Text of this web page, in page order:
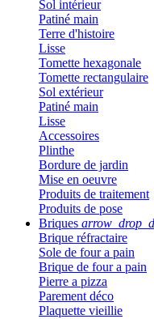
Sol intérieur
Patiné main
Terre d'histoire
Lisse
Tomette hexagonale
Tomette rectangulaire
Sol extérieur
Patiné main
Lisse
Accessoires
Plinthe
Bordure de jardin
Mise en oeuvre
Produits de traitement
Produits de pose
Briques
Brique réfractaire
Sole de four a pain
Brique de four a pain
Pierre a pizza
Parement déco
Plaquette vieillie